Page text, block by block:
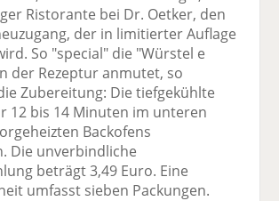
Ristorante bei Dr. Oetker, den
der in limitierter Auflage
So "special" die "Würstel e
der Rezeptur anmutet, so
Zubereitung: Die tiefgekühlte
12 bis 14 Minuten im unteren
Backofens
Die unverbindliche
beträgt 3,49 Euro. Eine
umfasst sieben Packungen.